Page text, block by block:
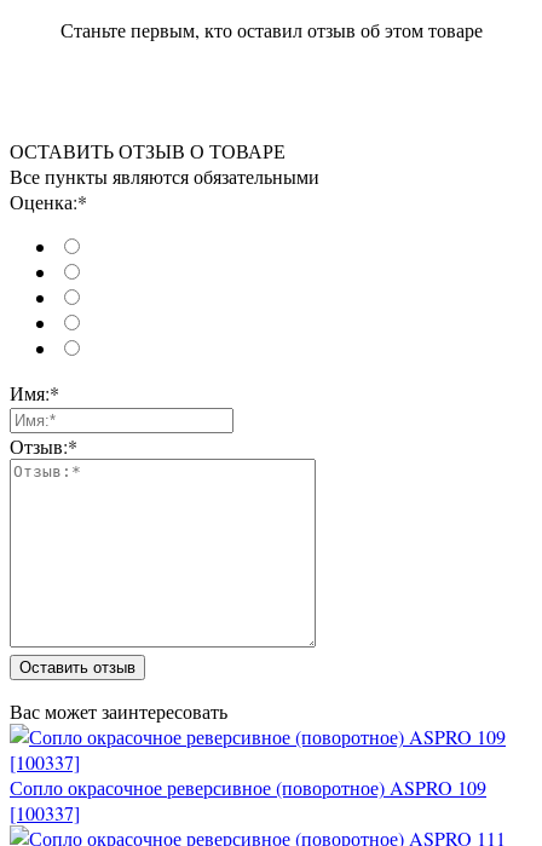
Станьте первым, кто оставил отзыв об этом товаре
ОСТАВИТЬ ОТЗЫВ О ТОВАРЕ
Все пункты являются обязательными
Оценка:*
Имя:*
Отзыв:*
Оставить отзыв
Вас может заинтересовать
Сопло окрасочное реверсивное (поворотное) ASPRO 109
[100337]